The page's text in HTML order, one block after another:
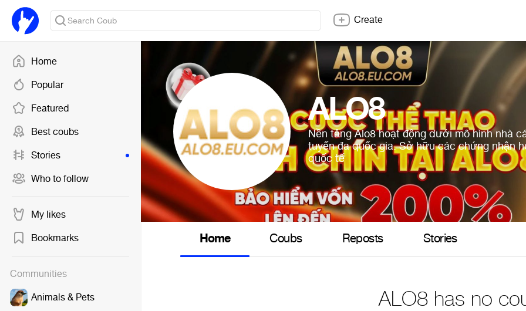
Home
Popular
Featured
Best coubs
Stories
Who to follow
My likes
Bookmarks
Communities
Animals & Pets
Create
ALO8
Nền tảng Alo8 hoạt động dưới mô hình nhà
tuyến đa quốc gia. Sở hữu các chứng nhận
quốc tế
Home Coubs Reposts Stories
ALO8 has no